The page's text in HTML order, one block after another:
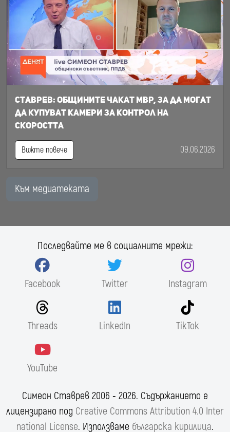
Ставрев: общините чакат МВР, за да могат
да купуват камери за контрол на
скоростта
Вижте повече 09.06.2026
Към медиатеката
Последвайте ме в социалните мрежи:
Facebook Twitter Instagram
Threads LinkedIn TikTok
YouTube
Симеон Ставрев 2006 ‐ 2026. Съдържанието е
лицензирано под Creative Commons Attribution 4.0 Inter
national License. Използваме българска кирилица.